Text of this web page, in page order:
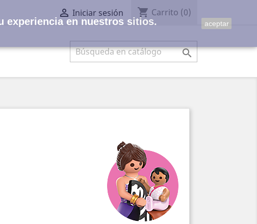
 Iniciar sesión shopping_cart Carrito (0)

experiencia en nuestros sitios. aceptar